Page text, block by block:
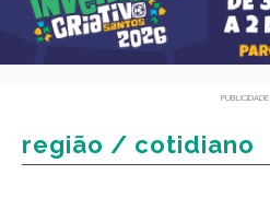
PUBLICIDADE
região / cotidiano